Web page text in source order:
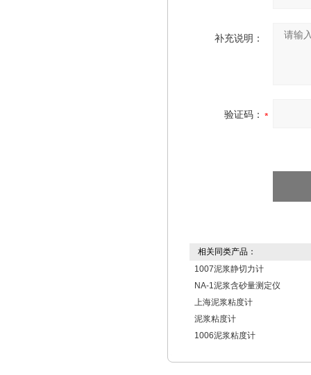
补充说明：
验证码：
相关同类产品：
1007泥浆静切力计
NA-1泥浆含砂量测定仪
上海泥浆粘度计
泥浆粘度计
1006泥浆粘度计